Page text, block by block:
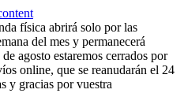
física abrirá solo por las
del mes y permanecerá
agosto estaremos cerrados por
online, que se reanudarán el 24
y gracias por vuestra